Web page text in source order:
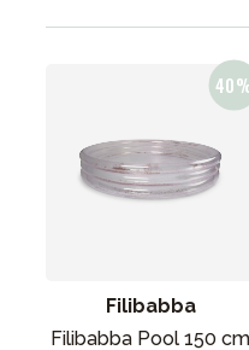
Filibabba
Filibabba Pool 150 cm